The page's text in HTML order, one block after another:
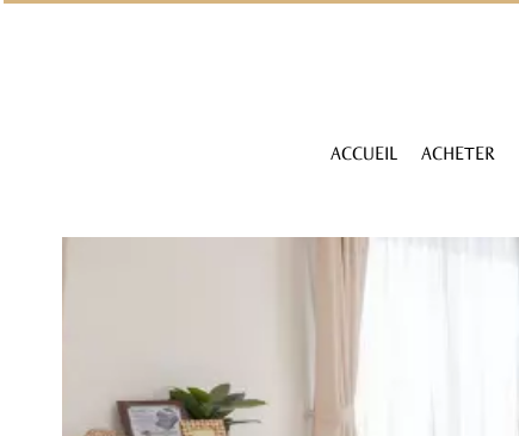
ACCUEIL ACHETER